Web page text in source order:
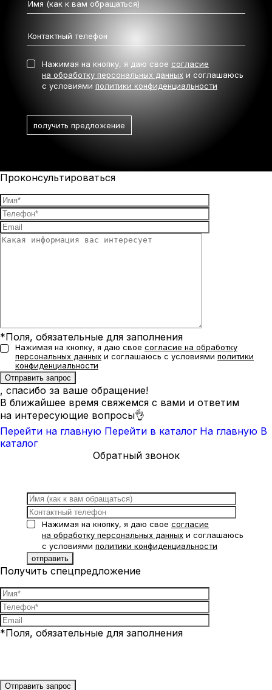
Нажимая на кнопку, я даю свое согласие
на обработку персональных данных и соглашаюсь
с условиями политики конфиденциальности
Проконсультироваться
*Поля, обязательные для заполнения
Нажимая на кнопку, я даю свое согласие на обработку
персональных данных и соглашаюсь с условиями политики
конфиденциальности
, спасибо за ваше обращение!
В ближайшее время свяжемся с вами и ответим
на интересующие вопросы👌
Перейти на главную Перейти в каталог На главную В
каталог
Обратный звонок
Нажимая на кнопку, я даю свое согласие
на обработку персональных данных и соглашаюсь
с условиями политики конфиденциальности
Получить спецпредложение
*Поля, обязательные для заполнения